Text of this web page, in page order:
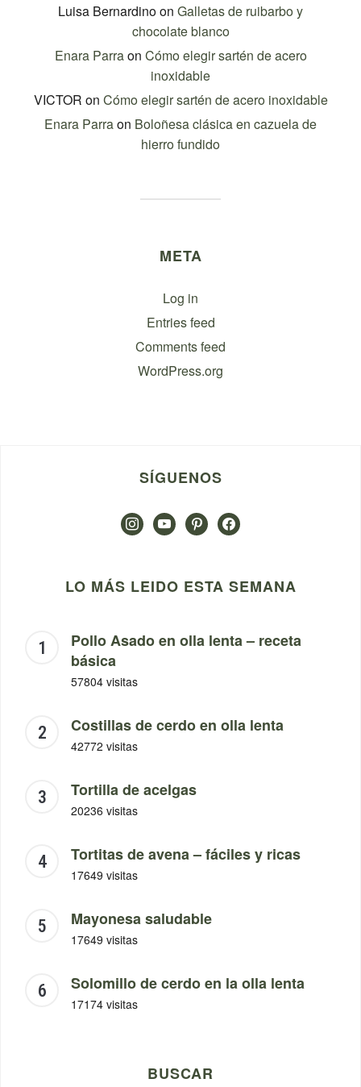
Luisa Bernardinoon Galletas de ruibarbo y
chocolate blanco
Enara Parraon Cómo elegir sartén de acero
inoxidable
VICTOR on Cómo elegir sartén de acero inoxidable
Enara Parraon Boloñesa clásica en cazuela de
hierro fundido
META
Log in
Entries feed
Comments feed
WordPress.org
SÍGUENOS
instagramyoutubepinterestfacebook
LO MÁS LEIDO ESTA SEMANA
Pollo Asado en olla lenta – receta
básica
57804 visitas
Costillas de cerdo en olla lenta
42772 visitas
Tortilla de acelgas
20236 visitas
Tortitas de avena – fáciles y ricas
17649 visitas
Mayonesa saludable
17649 visitas
Solomillo de cerdo en la olla lenta
17174 visitas
BUSCAR